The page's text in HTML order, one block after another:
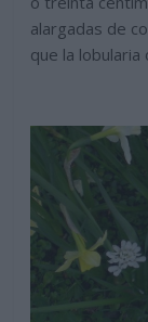
alargadas de
que la lobularia